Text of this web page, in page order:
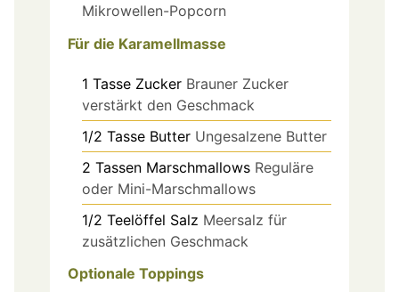
Mikrowellen-Popcorn
Für die Karamellmasse
1 Tasse Zucker Brauner Zucker
verstärkt den Geschmack
1/2 Tasse Butter Ungesalzene Butter
2 Tassen Marschmallows Reguläre
oder Mini-Marschmallows
1/2 Teelöffel Salz Meersalz für
zusätzlichen Geschmack
Optionale Toppings